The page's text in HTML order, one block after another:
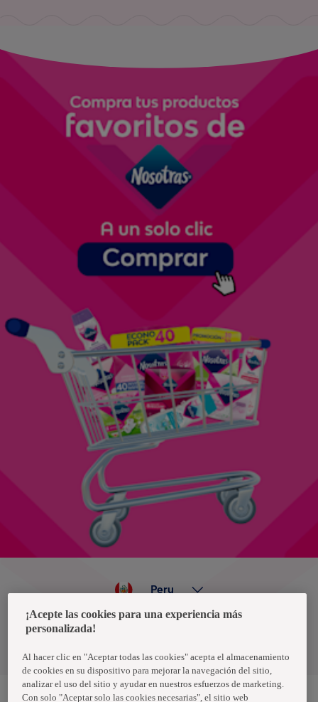
Política de privacidad de datos
Peru
¡Acepte las cookies para una experiencia más
personalizada!
Al hacer clic en "Aceptar todas las cookies" acepta el almacenamiento
de cookies en su dispositivo para mejorar la navegación del sitio,
analizar el uso del sitio y ayudar en nuestros esfuerzos de marketing.
Con solo "Aceptar solo las cookies necesarias", el sitio web